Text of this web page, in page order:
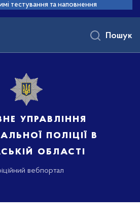
тестування та наповнення
управління
поліції в
області
вебпортал
Пошук